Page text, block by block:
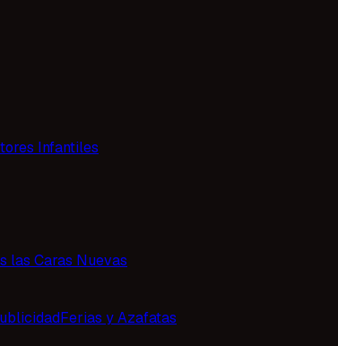
Infantiles
las Caras Nuevas
Ferias y Azafatas